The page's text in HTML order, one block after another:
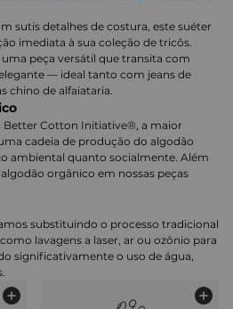
sutis detalhes de costura, este suéter
imediata à sua coleção de tricôs.
peça versátil que transita com
— ideal tanto com jeans de
chino de alfaiataria.
Better Cotton Initiative®, a maior
cadeia de produção do algodão
ambiental quanto socialmente. Além
orgânico em nossas peças
substituindo o processo tradicional
lavagens a laser, ar ou ozônio para
significativamente o uso de água,